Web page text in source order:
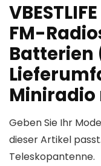
FM-
Batterien
Geben Sie Ihr
dieser Artikel passt.
Teleskopantenne.